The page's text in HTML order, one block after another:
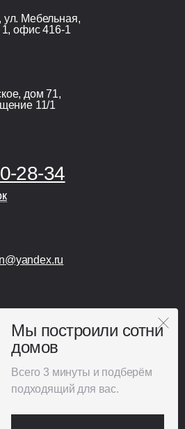
Мебельная,
1, офис 416-1
дом 71,
11/1
28-34
информационный
Всего 3 минуты и подберём
подходящий для вас.
Мы построили сотни
домов